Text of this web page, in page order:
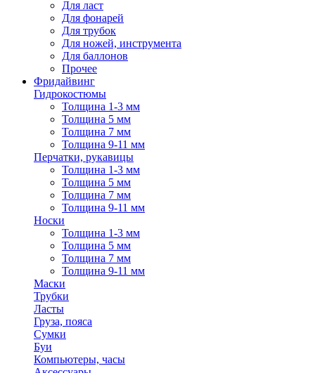
Для ласт
Для фонарей
Для трубок
Для ножей, инструмента
Для баллонов
Прочее
Фридайвинг
Гидрокостюмы
Толщина 1-3 мм
Толщина 5 мм
Толщина 7 мм
Толщина 9-11 мм
Перчатки, рукавицы
Толщина 1-3 мм
Толщина 5 мм
Толщина 7 мм
Толщина 9-11 мм
Носки
Толщина 1-3 мм
Толщина 5 мм
Толщина 7 мм
Толщина 9-11 мм
Маски
Трубки
Ласты
Груза, пояса
Сумки
Буи
Компьютеры, часы